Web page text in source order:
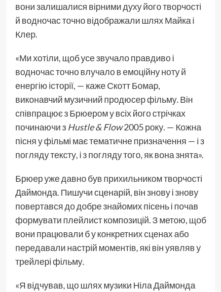
вони залишалися вірними духу його творчості
й водночас точно відображали шлях Майка і
Клер.
«Ми хотіли, щоб усе звучало правдиво і
водночас точно влучало в емоційну ноту й
енергію історії, — каже Скотт Бомар,
виконавчий музичний продюсер фільму. Він
співпрацює з Брюером у всіх його стрічках
починаючи з Hustle & Flow2005 року. — Кожна
пісня у фільмі має тематичне призначення — і з
погляду тексту, і з погляду того, як вона знята».
Брюер уже давно був прихильником творчості
Даймонда. Пишучи сценарій, він знову і знову
повертався до добре знайомих пісень і почав
формувати плейлист композицій. З метою, щоб
вони працювали б у конкретних сценах або
передавали настрій моментів, які він уявляв у
трейлері фільму.
«Я відчував, що шлях музики Ніла Даймонда